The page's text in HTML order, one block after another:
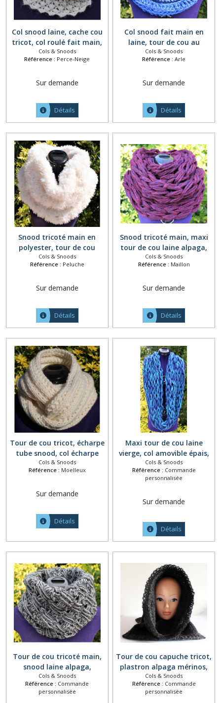
Col snood laine, cache cou
tricot, col roulé fait main,
col écharpe, cache col
amovible, tour de cou,
naturel / blanc
Cols & Snoods
Référence : Perce-Neige
Sur demande
Détails
Col snood fait main en
laine, tour de cou au
crochet, grand col
amovible, écharpe cylindre
maille crocheté, écharpe
Cols & Snoods
Référence : Arle
Sur demande
Détails
Snood tricoté main en
polyester, tour de cou
tricot, maxi col amovible,
écharpe capuche laine,
écharpe tube, grand col
Cols & Snoods
Référence : Peluche
Sur demande
Détails
Snood tricoté main, maxi
tour de cou laine alpaga,
col amovible épais, écharpe
à capuche chaude, collier
bordeaux chiné
Cols & Snoods
Référence : Maillon
Sur demande
Détails
Tour de cou tricot, écharpe
tube snood, col écharpe
amovible en laine, foulard
fait main, collier tricoté
naturel écru
Cols & Snoods
Référence : Moelleux
Sur demande
Détails
Maxi tour de cou laine
vierge, col amovible épais,
snood tricoté main,
écharpe à capuche chaude,
collier grosse maille,
foncé turquoise
Cols & Snoods
Référence : Commande
personnalisée
Sur demande
Détails
Tour de cou tricoté main,
snood laine alpaga,
écharpe tube, cache col
gris, collier grosse maille,
écharpe capuche, col
Cols & Snoods
Référence : Commande
personnalisée
Tour de cou capuche tricot,
plastron alpaga mérinos,
snood laine tricoté main,
écharpe tube à rabats,
cache col, écharpe capuche,
Cols & Snoods
Référence : Commande
personnalisée